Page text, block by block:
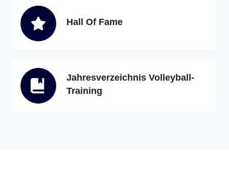
Hall Of Fame
Jahresverzeichnis Volleyball-
Training